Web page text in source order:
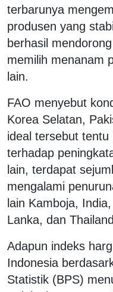
terbarunya
produsen yang
berhasil
memilih menanam
lain.
FAO menyebut
Korea Selatan,
ideal tersebut
terhadap
lain, terdapat
mengalami
lain Kamboja,
Lanka, dan
Adapun indeks
Indonesia
Statistik (BPS)